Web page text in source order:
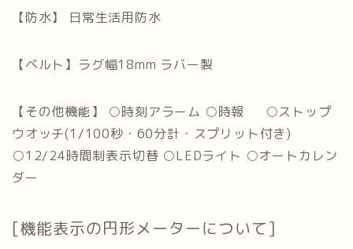
【防水】 日常生活用防水
【ベルト】ラグ幅18mm ラバー製
【その他機能】 ○時刻アラーム ○時報 ○ストップ
ウオッチ(1/100秒・60分計・スプリット付き)
○12/24時間制表示切替 ○LEDライト ○オートカレン
ダー
[機能表示の円形メーターについて]